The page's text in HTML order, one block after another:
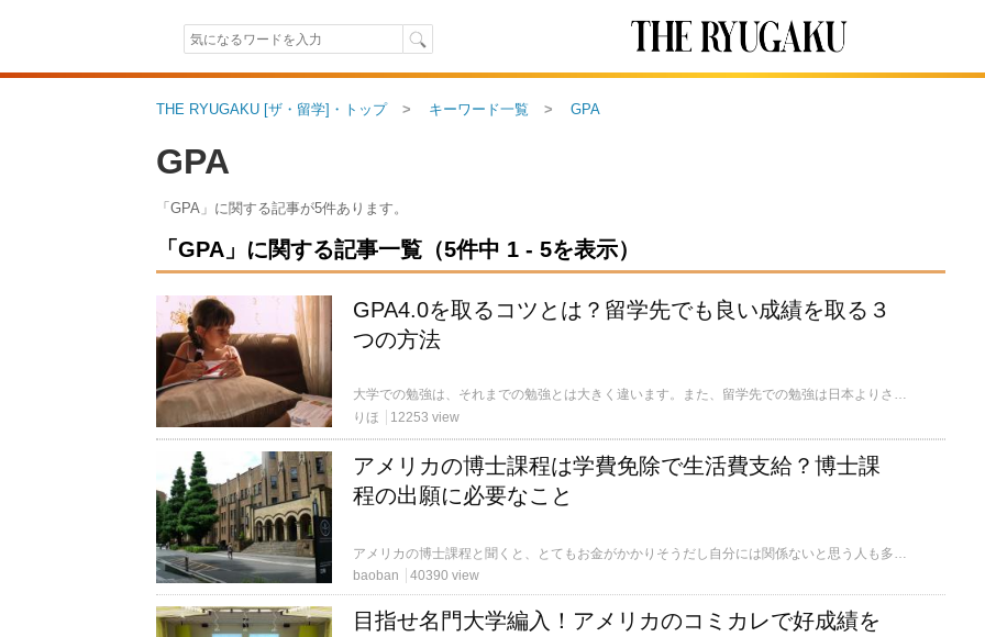
THE RYUGAKU [ザ・留学]・トップ キーワード一覧 GPA
GPA
「GPA」に関する記事が5件あります。
「GPA」に関する記事一覧（5件中 1 - 5を表示）
GPA4.0を取るコツとは？留学先でも良い成績を取る３
つの方法
大学での勉強は、それまでの勉強とは大きく違います。また、留学先での勉強は日本よりさらに厳しいことも多いので、緊張しますよね。今回は、実名制Q&Aサイト「Quora」から、GPA4.0を目指すコツを紹介したいと思います。
りほ
12253 view
アメリカの博士課程は学費免除で生活費支給？博士課
程の出願に必要なこと
アメリカの博士課程と聞くと、とてもお金がかかりそうだし自分には関係ないと思う人も多いのではないでしょうか。ですが、実は経済的な援助が非常に充実しています。ここでは、そんなアメリカの博士課程について、その実態や入学に必要な5つのことを整理していきます。
baoban
40390 view
目指せ名門大学編入！アメリカのコミカレで好成績を